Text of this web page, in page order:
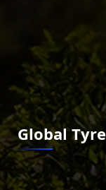
Global Tyre